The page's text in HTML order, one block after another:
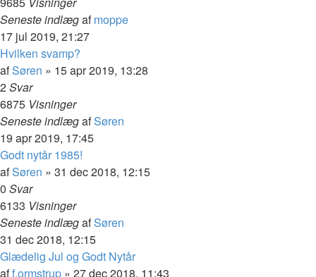
Seneste indlægafmoppe
17 jul 2019, 21:27
Hvilken svamp?
afSøren » 15 apr 2019, 13:28
2Svar
6875 Visninger
Seneste indlægafSøren
19 apr 2019, 17:45
Godt nytår 1985!
afSøren » 31 dec 2018, 12:15
0 Svar
6133 Visninger
Seneste indlægafSøren
31 dec 2018, 12:15
Glædelig Jul og Godt Nytår
aff.ormstrup » 27 dec 2018, 11:43